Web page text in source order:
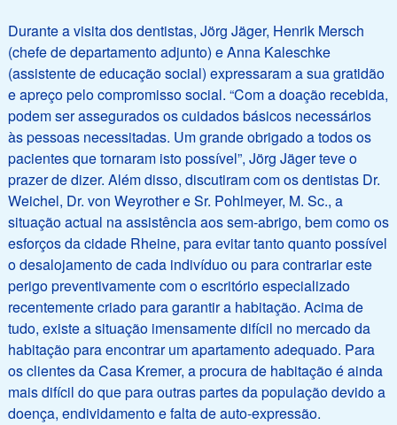
Durante a visita dos dentistas, Jörg Jäger, Henrik Mersch
(chefe de departamento adjunto) e Anna Kaleschke
(assistente de educação social) expressaram a sua gratidão
e apreço pelo compromisso social. “Com a doação recebida,
podem ser assegurados os cuidados básicos necessários
às pessoas necessitadas. Um grande obrigado a todos os
pacientes que tornaram isto possível”, Jörg Jäger teve o
prazer de dizer. Além disso, discutiram com os dentistas Dr.
Weichel, Dr. von Weyrother e Sr. Pohlmeyer, M. Sc., a
situação actual na assistência aos sem-abrigo, bem como os
esforços da cidade Rheine, para evitar tanto quanto possível
o desalojamento de cada indivíduo ou para contrariar este
perigo preventivamente com o escritório especializado
recentemente criado para garantir a habitação. Acima de
tudo, existe a situação imensamente difícil no mercado da
habitação para encontrar um apartamento adequado. Para
os clientes da Casa Kremer, a procura de habitação é ainda
mais difícil do que para outras partes da população devido a
doença, endividamento e falta de auto-expressão.